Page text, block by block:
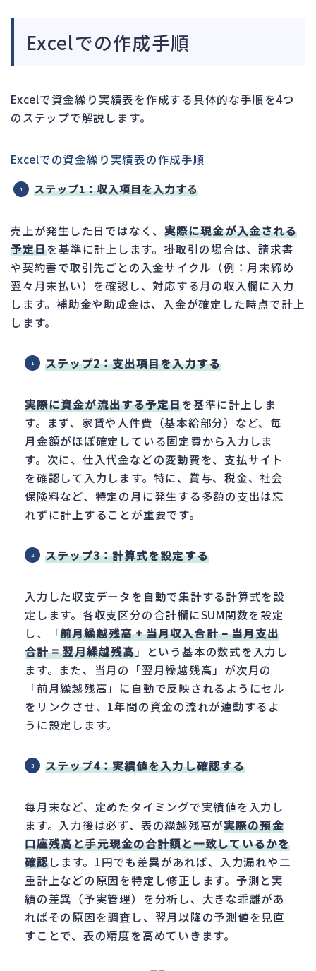
Excelでの作成手順
Excelで資金繰り実績表を作成する具体的な手順を4つ
のステップで解説します。
Excelでの資金繰り実績表の作成手順
ステップ1：収入項目を入力する
売上が発生した日ではなく、実際に現金が入金される
予定日を基準に計上します。掛取引の場合は、請求書
や契約書で取引先ごとの入金サイクル（例：月末締め
翌々月末払い）を確認し、対応する月の収入欄に入力
します。補助金や助成金は、入金が確定した時点で計上
します。
ステップ2：支出項目を入力する
実際に資金が流出する予定日を基準に計上しま
す。まず、家賃や人件費（基本給部分）など、毎
月金額がほぼ確定している固定費から入力しま
す。次に、仕入代金などの変動費を、支払サイト
を確認して入力します。特に、賞与、税金、社会
保険料など、特定の月に発生する多額の支出は忘
れずに計上することが重要です。
ステップ3：計算式を設定する
入力した収支データを自動で集計する計算式を設
定します。各収支区分の合計欄にSUM関数を設定
し、「前月繰越残高 + 当月収入合計 – 当月支出
合計 = 翌月繰越残高」という基本の数式を入力し
ます。また、当月の「翌月繰越残高」が次月の
「前月繰越残高」に自動で反映されるようにセル
をリンクさせ、1年間の資金の流れが連動するよ
うに設定します。
ステップ4：実績値を入力し確認する
毎月末など、定めたタイミングで実績値を入力し
ます。入力後は必ず、表の繰越残高が実際の預金
口座残高と手元現金の合計額と一致しているかを
確認します。1円でも差異があれば、入力漏れや二
重計上などの原因を特定し修正します。予測と実
績の差異（予実管理）を分析し、大きな乖離があ
ればその原因を調査し、翌月以降の予測値を見直
すことで、表の精度を高めていきます。